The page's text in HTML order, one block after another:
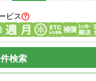
ビス
検索